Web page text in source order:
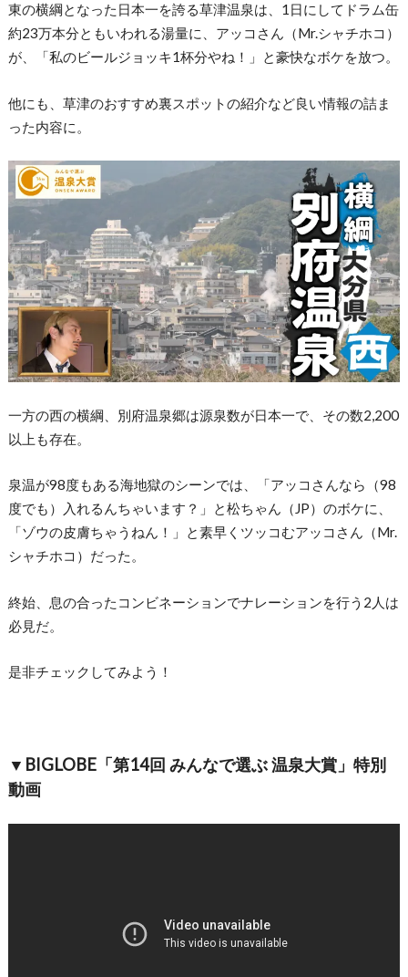
東の横綱となった日本一を誇る草津温泉は、1日にしてドラム缶
約23万本分ともいわれる湯量に、アッコさん（Mr.シャチホコ）
が、「私のビールジョッキ1杯分やね！」と豪快なボケを放つ。
他にも、草津のおすすめ裏スポットの紹介など良い情報の詰ま
った内容に。
一方の西の横綱、別府温泉郷は源泉数が日本一で、その数2,200
以上も存在。
泉温が98度もある海地獄のシーンでは、「アッコさんなら（98
度でも）入れるんちゃいます？」と松ちゃん（JP）のボケに、
「ゾウの皮膚ちゃうねん！」と素早くツッコむアッコさん（Mr.
シャチホコ）だった。
終始、息の合ったコンビネーションでナレーションを行う2人は
必見だ。
是非チェックしてみよう！
▼BIGLOBE「第14回 みんなで選ぶ 温泉大賞」特別
動画